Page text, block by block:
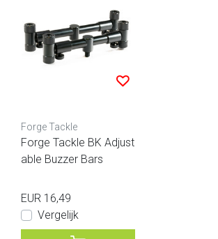
Forge Tackle
Forge Tackle BK Adjust
able Buzzer Bars
EUR 16,49
Vergelijk